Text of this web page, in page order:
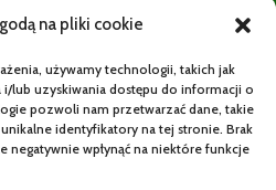
na pliki cookie
używamy technologii, takich jak
lub uzyskiwania dostępu do informacji o
pozwoli nam przetwarzać dane, takie
identyfikatory na tej stronie. Brak
wpłynąć na niektóre funkcje